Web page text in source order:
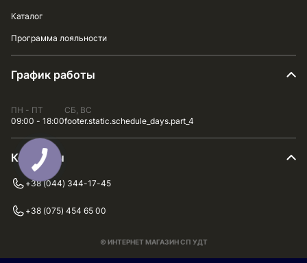
Каталог
Программа лояльности
График работы
ПН - ПТ
09:00 - 18:00
СБ, ВС
footer.static.schedule_days.part_4
Контакты
+38 (044) 344-17-45
+38 (075) 454 65 00
© ИНТЕРНЕТ МАГАЗИН СП УДТ